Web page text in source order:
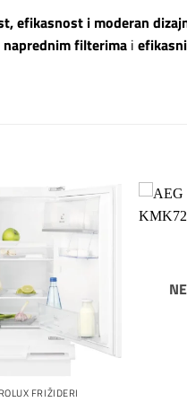
efikasnost i moderan
naprednim filterima i
Dodaj
listu
FRIŽIDERI